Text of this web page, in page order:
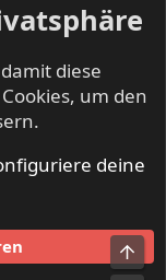
diese
um den
deine